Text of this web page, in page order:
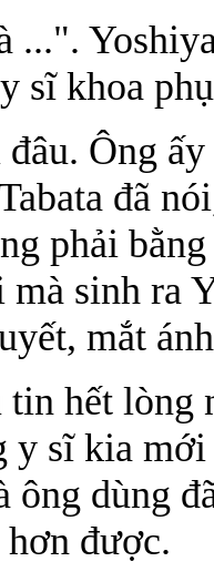
...".
sĩ khoa
Ông
đã
phải
sinh ra
mắt
tin hết
y sĩ kia
ông dùng
được.